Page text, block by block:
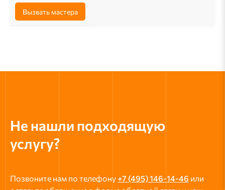
Вызвать мастера
Не нашли подходящую
услугу?
Позвоните нам по телефону +7 (495) 146-14-46 или